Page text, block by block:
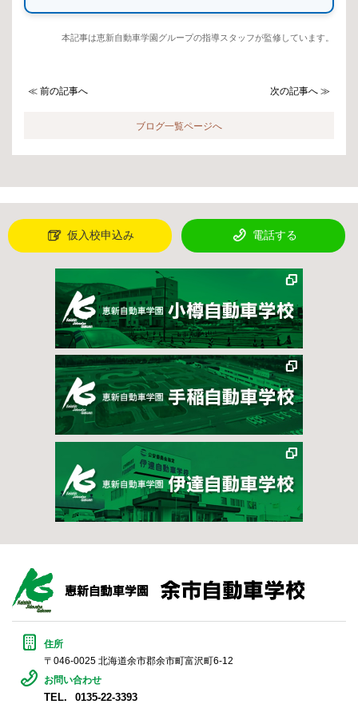
本記事は恵新自動車学園グループの指導スタッフが監修しています。
≪ 前の記事へ 次の記事へ ≫
ブログ一覧ページへ
仮入校申込み 電話する
住所
〒046-0025 北海道余市郡余市町富沢町6-12
お問い合わせ
TEL. 0135-22-3393